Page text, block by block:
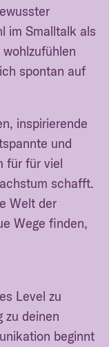
im Smalltalk als
spontan auf
inspirierende
und
für für viel
schafft.
Welt der
Wege finden,
Level zu
zu deinen
beginnt